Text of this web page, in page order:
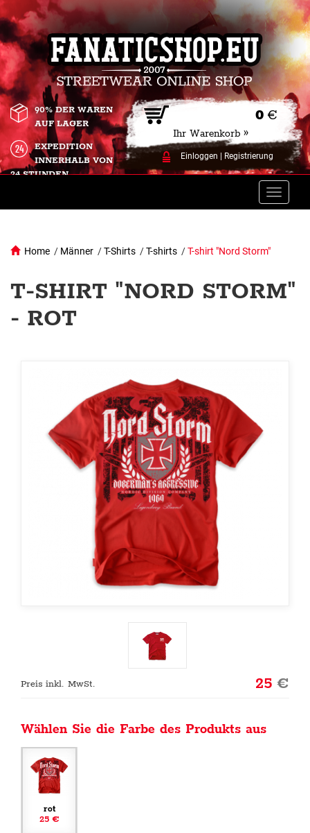
0 €
Ihr Warenkorb »
Einloggen Registrierung
90% DER WAREN
AUF LAGER
EXPEDITION
INNERHALB VON
24 STUNDEN.
Toggle
Home / Männer /T-Shirts /T-shirts /T-shirt "Nord Storm"
T-SHIRT "NORD STORM"
- ROT
Preis inkl. MwSt. 25€
Wählen Sie die Farbe des Produkts aus
rot
25 €